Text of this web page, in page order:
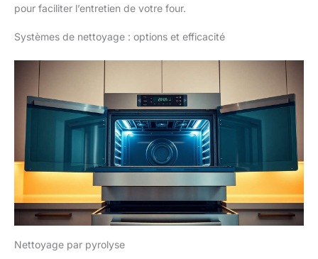
pour faciliter l’entretien de votre four.
Systèmes de nettoyage : options et efficacité
Nettoyage par pyrolyse